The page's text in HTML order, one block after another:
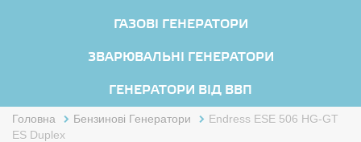
ГАЗОВІ ГЕНЕРАТОРИ
ЗВАРЮВАЛЬНІ ГЕНЕРАТОРИ
ГЕНЕРАТОРИ ВІД ВВП
Головна Бензинові Генератори
Endress ESE 506 HG-GT
ES Duplex